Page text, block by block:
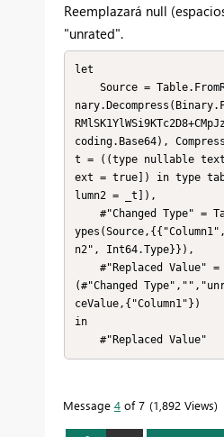
Reemplazará null
"unrated".
let
coding.Base64),
t = ((type nullable
ext = true]) in type
lumn2 = _t]),
n2", Int64.Type}}),
(#"Changed
ceValue,{"Column1"})
in
    #"Replaced Value"
Message 4 of 7 1,892 Views